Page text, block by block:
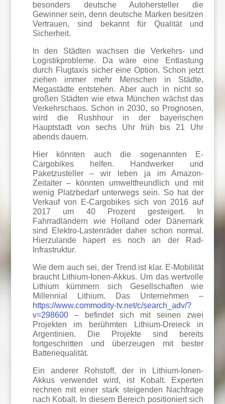
besonders deutsche Autohersteller die
Gewinner sein, denn deutsche Marken besitzen
Vertrauen, sind bekannt für Qualität und
Sicherheit.
In den Städten wachsen die Verkehrs- und
Logistikprobleme. Da wäre eine Entlastung
durch Flugtaxis sicher eine Option. Schon jetzt
ziehen immer mehr Menschen in Städte,
Megastädte entstehen. Aber auch in nicht so
großen Städten wie etwa München wächst das
Verkehrschaos. Schon in 2030, so Prognosen,
wird die Rushhour in der bayerischen
Hauptstadt von sechs Uhr früh bis 21 Uhr
abends dauern.
Hier könnten auch die sogenannten E-
Cargobikes helfen. Handwerker und
Paketzusteller – wir leben ja im Amazon-
Zeitalter – könnten umweltfreundlich und mit
wenig Platzbedarf unterwegs sein. So hat der
Verkauf von E-Cargobikes sich von 2016 auf
2017 um 40 Prozent gesteigert. In
Fahrradländern wie Holland oder Dänemark
sind Elektro-Lastenräder daher schon normal.
Hierzulande hapert es noch an der Rad-
Infrastruktur.
Wie dem auch sei, der Trend ist klar. E-Mobilität
braucht Lithium-Ionen-Akkus. Um das wertvolle
Lithium kümmern sich Gesellschaften wie
Millennial Lithium. Das Unternehmen –
https://www.commodity-tv.net/c/search_adv/?
v=298600– befindet sich mit seinen zwei
Projekten im berühmten Lithium-Dreieck in
Argentinien. Die Projekte sind bereits
fortgeschritten und überzeugen mit bester
Batteriequalität.
Ein anderer Rohstoff, der in Lithium-Ionen-
Akkus verwendet wird, ist Kobalt. Experten
rechnen mit einer stark steigenden Nachfrage
nach Kobalt. In diesem Bereich positioniert sich